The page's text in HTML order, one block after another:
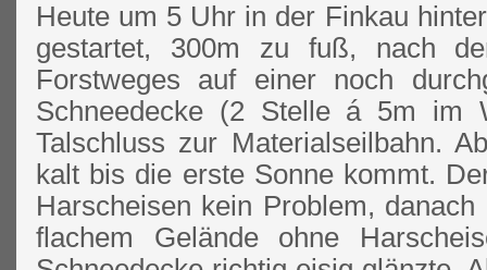
Heute um 5 Uhr in der Finkau
gestartet, 300m zu fuß, nach
Forstweges auf einer noch
Schneedecke (2 Stelle á 5m im
Talschluss zur Materialseilbahn.
kalt bis die erste Sonne kommt.
Harscheisen kein Problem,
flachem Gelände ohne